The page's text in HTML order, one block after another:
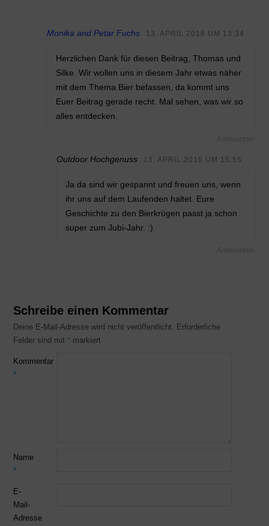
Monika and Petar Fuchs 13. APRIL 2016 UM 13:34
Herzlichen Dank für diesen Beitrag, Thomas und
Silke. Wir wollen uns in diesem Jahr etwas näher
mit dem Thema Bier befassen, da kommt uns
Euer Beitrag gerade recht. Mal sehen, was wir so
alles entdecken.
Outdoor Hochgenuss 13. APRIL 2016 UM 15:55
Ja da sind wir gespannt und freuen uns, wenn
ihr uns auf dem Laufenden haltet. Eure
Geschichte zu den Bierkrügen passt ja schon
super zum Jubi-Jahr. :)
Schreibe einen Kommentar
Deine E-Mail-Adresse wird nicht veröffentlicht. Erforderliche
Felder sind mit * markiert
Kommentar
*
Name
*
E-
Mail-
Adresse